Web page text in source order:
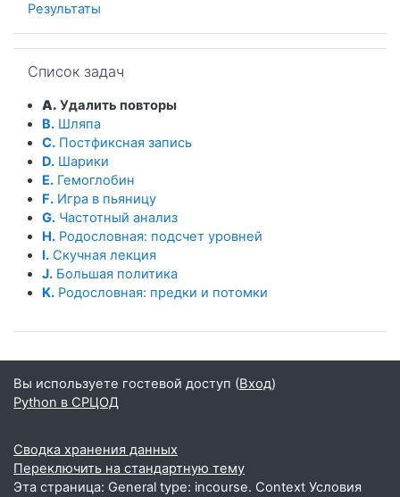
Результаты
Список задач
A. Удалить повторы
B. Шляпа
C. Постфиксная запись
D. Шарики
E. Гемоглобин
F. Игра в пьяницу
G. Частотный анализ
H. Родословная: подсчет уровней
I. Скучная лекция
J. Большая политика
K. Родословная: предки и потомки
Вы используете гостевой доступ (Вход)
Python в СРЦОД
Сводка хранения данных
Переключить на стандартную тему
Эта страница: General type: incourse. Context Условия